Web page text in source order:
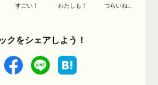
すごい！ わたしも！ つらいね...
クをシェアしよう！